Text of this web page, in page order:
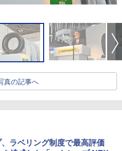
真の記事へ
ラベリング制度で最高評価